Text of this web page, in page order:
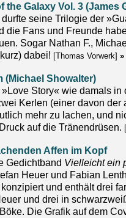
the Galaxy Vol. 3 (James
seine Trilogie der
die Fans und Freunde
Sogar Nathan F.,
dabei! [Thomas Vorwerk] »
(Michael Showalter)
Story« wie damals in
Kerlen (einer davon der
mehr zu lachen, und
auf die Tränendrüsen.
Affen im Kopf
Gedichtband Vielleicht ein
Heuer und Fabian
und enthält drei
und drei in
Die Grafik auf dem